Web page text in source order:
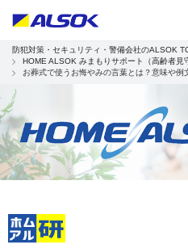
防犯対策・セキュリティ・警備会社のALSOK
HOME ALSOK みまもりサポート（高齢者見
お葬式で使うお悔やみの言葉とは？意味や例